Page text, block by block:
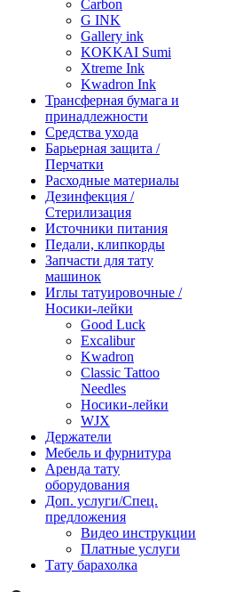
Carbon
G INK
Gallery ink
KOKKAI Sumi
Xtreme Ink
Kwadron Ink
Трансферная бумага и
принадлежности
Средства ухода
Барьерная защита /
Перчатки
Расходные материалы
Дезинфекция /
Стерилизация
Источники питания
Педали, клипкорды
Запчасти для тату
машинок
Иглы татуировочные /
Носики-лейки
Good Luck
Excalibur
Kwadron
Classic Tattoo
Needles
Носики-лейки
WJX
Держатели
Мебель и фурнитура
Аренда тату
оборудования
Доп. услуги/Спец.
предложения
Видео инструкции
Платные услуги
Тату барахолка